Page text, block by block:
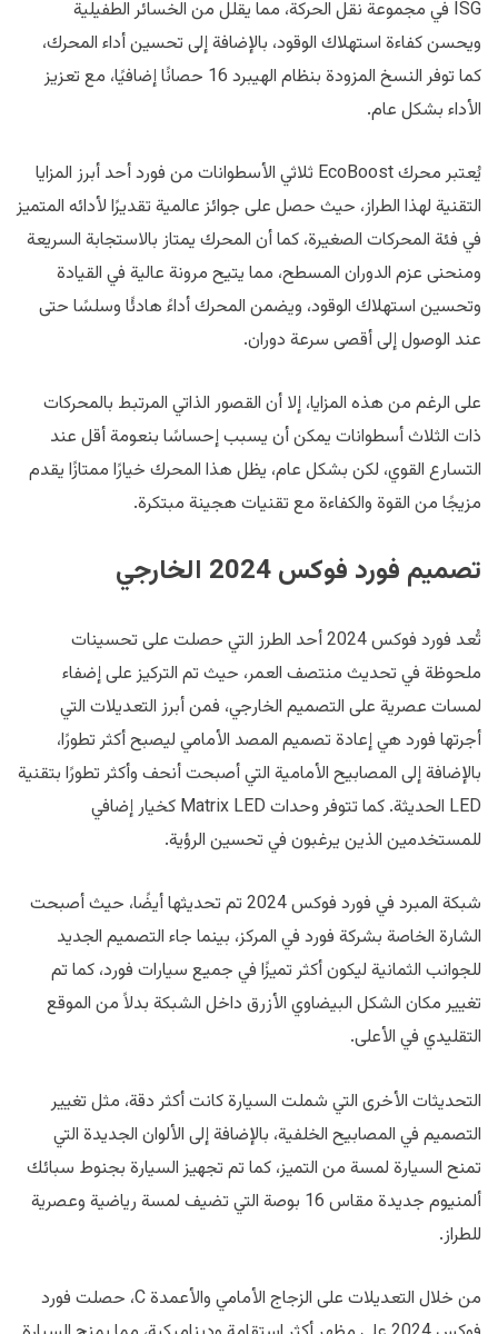
ISG في مجموعة نقل الحركة، مما يقلل من الخسائر الطفيلية
ويحسن كفاءة استهلاك الوقود، بالإضافة إلى تحسين أداء المحرك،
كما توفر النسخ المزودة بنظام الهيبرد 16 حصانًا إضافيًا، مع تعزيز
الأداء بشكل عام.
يُعتبر محرك EcoBoost ثلاثي الأسطوانات من فورد أحد أبرز المزايا
التقنية لهذا الطراز، حيث حصل على جوائز عالمية تقديرًا لأدائه المتميز
في فئة المحركات الصغيرة، كما أن المحرك يمتاز بالاستجابة السريعة
ومنحنى عزم الدوران المسطح، مما يتيح مرونة عالية في القيادة
وتحسين استهلاك الوقود، ويضمن المحرك أداءً هادئًا وسلسًا حتى
عند الوصول إلى أقصى سرعة دوران.
على الرغم من هذه المزايا، إلا أن القصور الذاتي المرتبط بالمحركات
ذات الثلاث أسطوانات يمكن أن يسبب إحساسًا بنعومة أقل عند
التسارع القوي، لكن بشكل عام، يظل هذا المحرك خيارًا ممتازًا يقدم
مزيجًا من القوة والكفاءة مع تقنيات هجينة مبتكرة.
تصميم فورد فوكس 2024 الخارجي
تُعد فورد فوكس 2024 أحد الطرز التي حصلت على تحسينات
ملحوظة في تحديث منتصف العمر، حيث تم التركيز على إضفاء
لمسات عصرية على التصميم الخارجي، فمن أبرز التعديلات التي
أجرتها فورد هي إعادة تصميم المصد الأمامي ليصبح أكثر تطورًا،
بالإضافة إلى المصابيح الأمامية التي أصبحت أنحف وأكثر تطورًا بتقنية
LED الحديثة. كما تتوفر وحدات Matrix LED كخيار إضافي
للمستخدمين الذين يرغبون في تحسين الرؤية.
شبكة المبرد في فورد فوكس 2024 تم تحديثها أيضًا، حيث أصبحت
الشارة الخاصة بشركة فورد في المركز، بينما جاء التصميم الجديد
للجوانب الثمانية ليكون أكثر تميزًا في جميع سيارات فورد، كما تم
تغيير مكان الشكل البيضاوي الأزرق داخل الشبكة بدلاً من الموقع
التقليدي في الأعلى.
التحديثات الأخرى التي شملت السيارة كانت أكثر دقة، مثل تغيير
التصميم في المصابيح الخلفية، بالإضافة إلى الألوان الجديدة التي
تمنح السيارة لمسة من التميز، كما تم تجهيز السيارة بجنوط سبائك
ألمنيوم جديدة مقاس 16 بوصة التي تضيف لمسة رياضية وعصرية
للطراز.
من خلال التعديلات على الزجاج الأمامي والأعمدة C، حصلت فورد